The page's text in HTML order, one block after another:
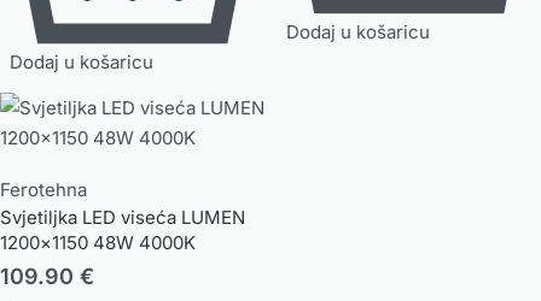
Dodaj u košaricu
Dodaj u košaricu
Ferotehna
Svjetiljka LED viseća LUMEN
1200×1150 48W 4000K
109.90 €